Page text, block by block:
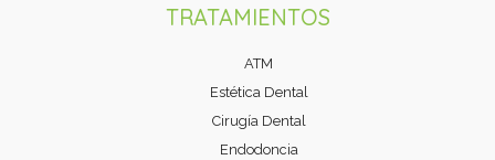
TRATAMIENTOS
ATM
Estética Dental
Cirugía Dental
Endodoncia